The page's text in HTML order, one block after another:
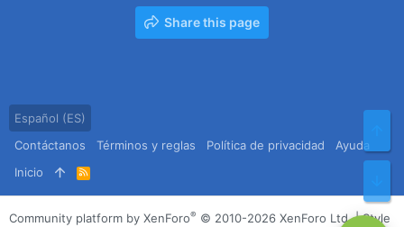
Share this page
Español (ES)
Contáctanos
Términos y reglas Política de privacidad
Ayuda
Inicio
R
S
S
Community platform by XenForo® © 2010-2026 XenForo Ltd. |Style